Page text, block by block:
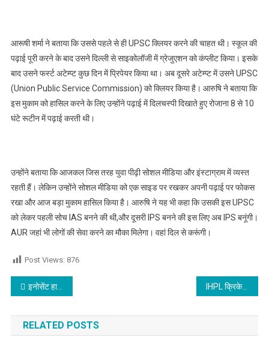
आरूषी शर्मा ने बताया कि उससे पहले से ही UPSC क्लियर करने की चाहत थी। स्कूल की
पढ़ाई पूरी करने के बाद उसने दिल्ली से साइकोलॉजी में ग्रेजुएशन को कंप्लीट किया। इसके
बाद उसने फर्स्ट अटेम्प्ट कुछ दिन में प्रिपेयर किया था। अब दूसरे अटेम्प्ट में उसने UPSC
(Union Public Service Commission) को क्लियर किया है। आरुषि ने बताया कि
इस मुकाम को हासिल करने के लिए उन्होंने पढ़ाई में दिलचस्पी दिखाते हुए रोजाना 8 से 10
घंटे रूटीन में पढ़ाई करती थी।
उन्होंने बताया कि आजकल जिस तरह युवा पीढ़ी सोशल मीडिया और इंस्टाग्राम में व्यस्त
रहती हैं। लेकिन उन्होंने सोशल मीडिया को एक साइड पर रखकर अपनी पढ़ाई पर फोकस
रखा और आज बड़ा मुकाम हासिल किया है। आरुषि ने यह भी कहा कि उसकी इस UPSC
को लेकर पहली सोच IAS बनने की थी,और दूसरी IPS बनने की इस लिए अब IPS बनूंगी।
AUR जहां भी लोगों की सेवा करने का मौका मिलेगा। वहां दिल से करूंगी।
Post Views: 876
Post navigation
इनोसेंट हार्ट्स स्कूल ने ग्रीन इनिशिएटिव के साथ मनाया ‘वर्ल्ड अर्थ डे,पढ़े IHPL क्रिकेट लीग की लोहारां में हुई शुरुआत,कपूरथला रोड और जंडियाला ब्रांच के बीच हुआ पहला मैच,पढ़े
RELATED POSTS